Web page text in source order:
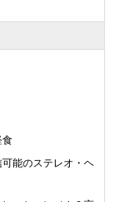
食
能のステレオ・ヘ